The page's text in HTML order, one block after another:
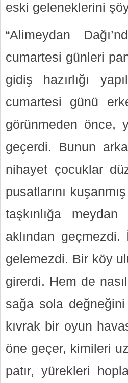
eski geleneklerini
“Alimeydan
cumartesi günleri
gidiş hazırlığı
cumartesi günü
görünmeden önce,
geçerdi. Bunun
nihayet çocuklar
pusatlarını
taşkınlığa
aklından
gelemezdi. Bir köy
girerdi. Hem de
sağa sola
kıvrak bir oyun
öne geçer, kimileri
patır, yürekleri